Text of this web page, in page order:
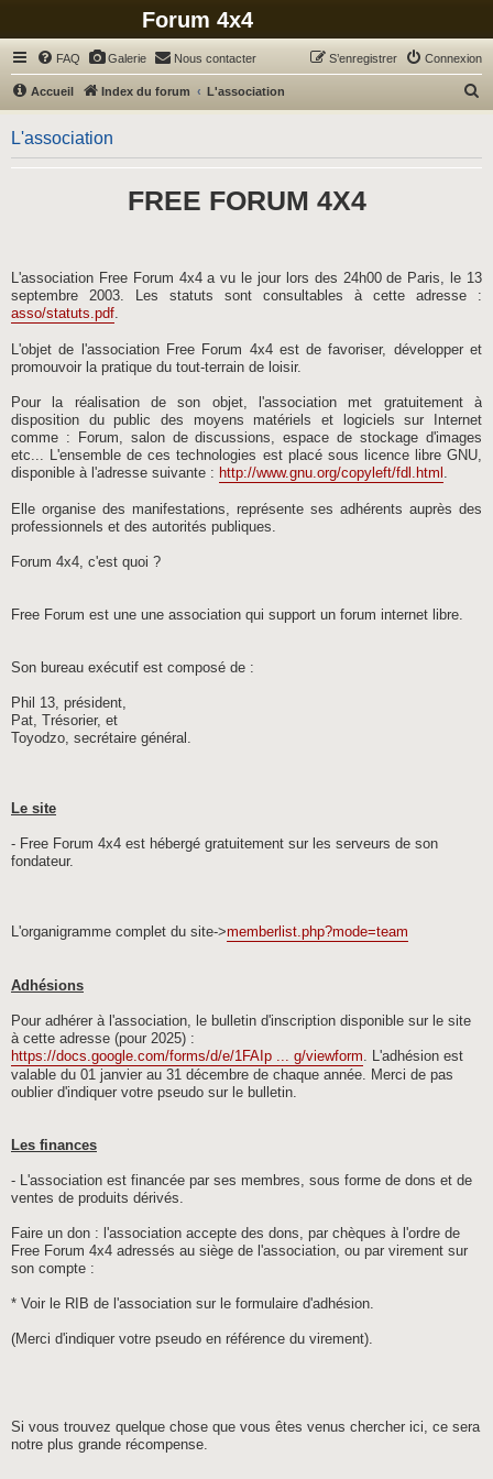
Forum 4x4
FAQ Galerie Nous contacter Connexion
S’enregistrer
Accueil Index du forum L'association
h
h
L'association
FREE FORUM 4X4
L'association Free Forum 4x4 a vu le jour lors des 24h00 de Paris, le 13
septembre 2003. Les statuts sont consultables à cette adresse :
asso/statuts.pdf.
L'objet de l'association Free Forum 4x4 est de favoriser, développer et
promouvoir la pratique du tout-terrain de loisir.
Pour la réalisation de son objet, l'association met gratuitement à
disposition du public des moyens matériels et logiciels sur Internet
comme : Forum, salon de discussions, espace de stockage d'images
etc... L'ensemble de ces technologies est placé sous licence libre GNU,
disponible à l'adresse suivante : http://www.gnu.org/copyleft/fdl.html .
Elle organise des manifestations, représente ses adhérents auprès des
professionnels et des autorités publiques.
Forum 4x4, c'est quoi ?
Free Forum est une une association qui support un forum internet libre.
Son bureau exécutif est composé de :
Phil 13, président,
Pat, Trésorier, et
Toyodzo, secrétaire général.
Le site
- Free Forum 4x4 est hébergé gratuitement sur les serveurs de son
fondateur.
L'organigramme complet du site->memberlist.php?mode=team
Adhésions
Pour adhérer à l'association, le bulletin d'inscription disponible sur le site
à cette adresse (pour 2025) :
https://docs.google.com/forms/d/e/1FAIp ... g/viewform. L'adhésion est
valable du 01 janvier au 31 décembre de chaque année. Merci de pas
oublier d'indiquer votre pseudo sur le bulletin.
Les finances
- L'association est financée par ses membres, sous forme de dons et de
ventes de produits dérivés.
Faire un don : l'association accepte des dons, par chèques à l'ordre de
Free Forum 4x4 adressés au siège de l'association, ou par virement sur
son compte :
* Voir le RIB de l'association sur le formulaire d'adhésion.
(Merci d'indiquer votre pseudo en référence du virement).
Si vous trouvez quelque chose que vous êtes venus chercher ici, ce sera
notre plus grande récompense.